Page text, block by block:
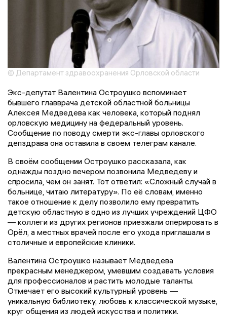
© Департамент здравоохранения Орловской области
Экс-депутат Валентина Остроушко вспоминает
бывшего главврача детской областной больницы
Алексея Медведева как человека, который поднял
орловскую медицину на федеральный уровень.
Сообщение по поводу смерти экс-главы орловского
депздрава она оставила в своем телеграм канале.
В своём сообщении Остроушко рассказала, как
однажды поздно вечером позвонила Медведеву и
спросила, чем он занят. Тот ответил: «Сложный случай в
больнице, читаю литературу». По её словам, именно
такое отношение к делу позволило ему превратить
детскую областную в одно из лучших учреждений ЦФО
— коллеги из других регионов приезжали оперировать в
Орёл, а местных врачей после его ухода приглашали в
столичные и европейские клиники.
Валентина Остроушко называет Медведева
прекрасным менеджером, умевшим создавать условия
для профессионалов и растить молодые таланты.
Отмечает его высокий культурный уровень —
уникальную библиотеку, любовь к классической музыке,
круг общения из людей искусства и политики.